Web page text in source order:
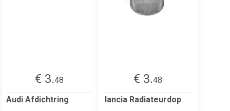
€ 3.48
Audi Afdichtring
€ 3.48
lancia Radiateurdop